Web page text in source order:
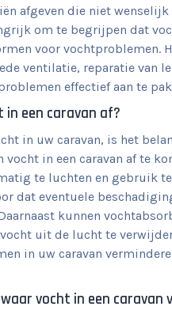
afgeven die niet
om te begrijpen dat
voor vochtproblemen.
ventilatie, reparatie van
effectief aan te
in een caravan af?
in uw caravan, is het
vocht in een caravan af te
te luchten en gebruik
dat eventuele
kunnen
uit de lucht te
in uw caravan
vocht in een caravan